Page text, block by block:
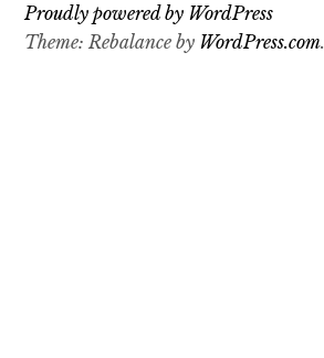
Proudly powered by WordPress
Theme: Rebalance by WordPress.com.